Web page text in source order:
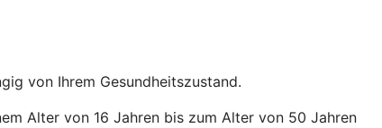
von Ihrem Gesundheitszustand.
Alter von 16 Jahren bis zum Alter von 50 Jahren